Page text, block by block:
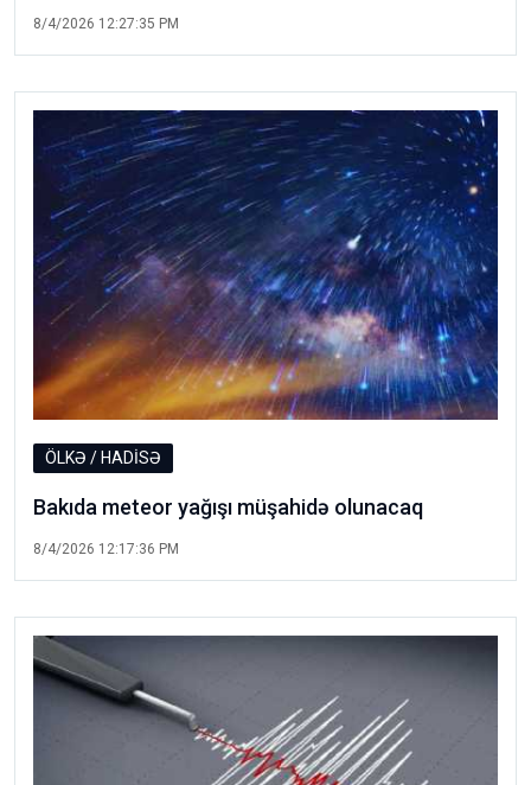
8/4/2026 12:27:35 PM
ÖLKƏ / HADİSƏ
Bakıda meteor yağışı müşahidə olunacaq
8/4/2026 12:17:36 PM